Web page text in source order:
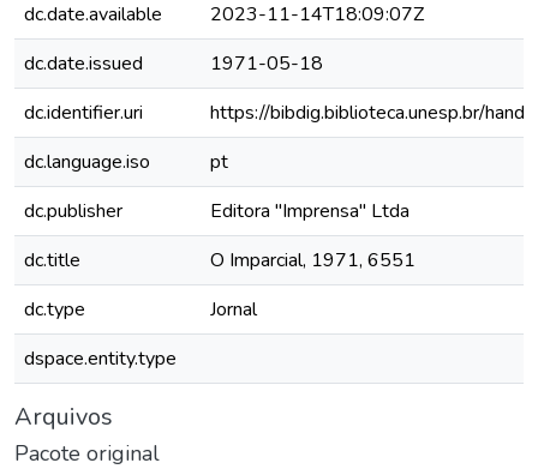
dc.date.available
2023-11-14T18:09:07Z
dc.date.issued
1971-05-18
dc.identifier.uri
https://bibdig.biblioteca.unesp.br/
dc.language.iso
pt
dc.publisher
Editora "Imprensa" Ltda
dc.title
O Imparcial, 1971, 6551
dc.type
Jornal
dspace.entity.type
Arquivos
Pacote original